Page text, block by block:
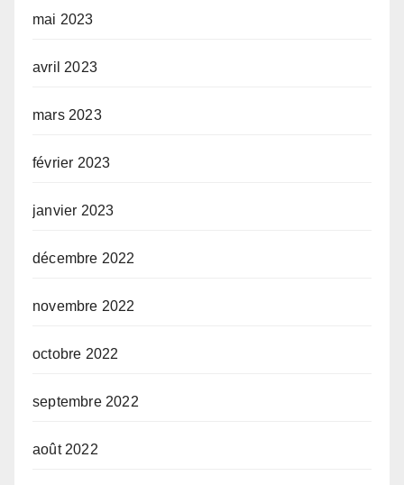
mai 2023
avril 2023
mars 2023
février 2023
janvier 2023
décembre 2022
novembre 2022
octobre 2022
septembre 2022
août 2022